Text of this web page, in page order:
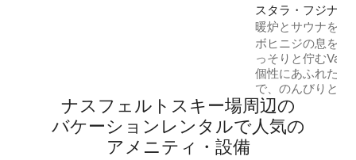
里離れた場所です。 旅の最後の部分は、
当社の送迎サービスを利用した場合にの
み可能です。
スタラ・フジナの
暖炉とサウナを備
自然を満喫しよう
ボヒニジの息をの
っそりと佇む
個性にあふれた魅
で、のんびりとリ
がりを持つことができま
具から、心のこも
家の隅々にまでス
ナスフェルトスキー場⁠周⁠辺⁠の
バ⁠ケ⁠ー⁠シ⁠ョ⁠ン⁠レ⁠ン⁠タ⁠ル⁠で人⁠気⁠の
ア⁠メ⁠ニ⁠テ⁠ィ⁠・⁠設⁠備